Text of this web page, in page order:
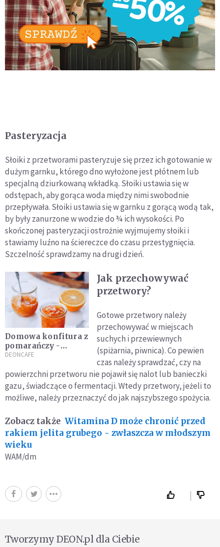
Pasteryzacja
Słoiki z przetworami pasteryzuje się przez ich gotowanie w
dużym garnku, którego dno wyłożone jest płótnem lub
specjalną dziurkowaną wkładką. Słoiki ustawia się w
odstępach, aby gorąca woda między nimi swobodnie
przepływała. Słoiki ustawia się w garnku z gorącą wodą tak,
by były zanurzone w wodzie do ¾ ich wysokości. Po
skończonej pasteryzacji ostrożnie wyjmujemy słoiki i
stawiamy luźno na ściereczce do czasu przestygnięcia.
Szczelność sprawdzamy na drugi dzień.
Domowa konfitura z
pomarańczy -
idealna na zimowe
DEONCAFE
Jak przechowywać
przetwory?
Gotowe przetwory należy
przechowywać w miejscach
suchych i przewiewnych
(spiżarnia, piwnica). Co pewien
czas należy sprawdzać, czy na
powierzchni przetworu nie pojawił się nalot lub banieczki
gazu, świadczące o fermentacji. Wtedy przetwory, jeżeli to
możliwe, należy przeznaczyć do jak najszybszego spożycia.
Zobacz także Witamina D może chronić przed
rakiem jelita grubego - zwłaszcza w młodszym
wieku
WAM/dm
Tworzymy DEON.pl dla Ciebie